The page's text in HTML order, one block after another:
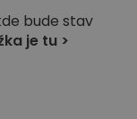
bude stav
je tu >